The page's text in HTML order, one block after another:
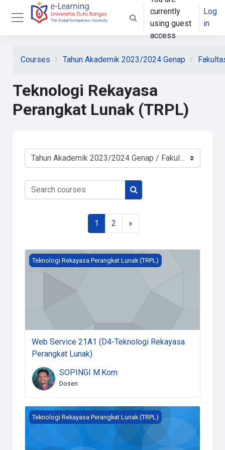
Skip to main content
Toggle search input
currently
using guest
access
Log
in
Courses Tahun Akademik 2023/2024 Genap
Teknologi Rekayasa
Perangkat Lunak (TRPL)
Course categories
Search courses
Search courses
1 Page 1
2 Page 2
»Next page
Course image Web Service 21A1 (D4-Teknologi
Teknologi Rekayasa Perangkat Lunak (TRPL)
Web Service 21A1 (D4-Teknologi Rekayasa
Perangkat Lunak)
SOPINGI M.Kom
Dosen
Course image Teknologi Game 21A1 (D4-Teknologi
Teknologi Rekayasa Perangkat Lunak (TRPL)